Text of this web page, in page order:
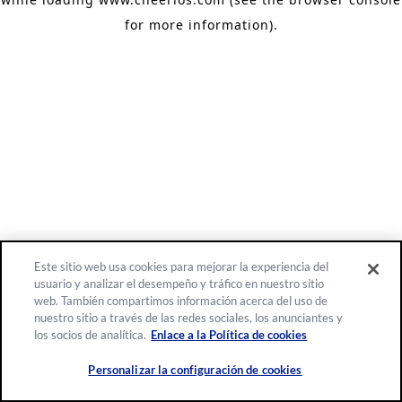
for more information).
Este sitio web usa cookies para mejorar la experiencia del
usuario y analizar el desempeño y tráfico en nuestro sitio
web. También compartimos información acerca del uso de
nuestro sitio a través de las redes sociales, los anunciantes y
los socios de analítica. Enlace a la Política de cookies
Personalizar la configuración de cookies